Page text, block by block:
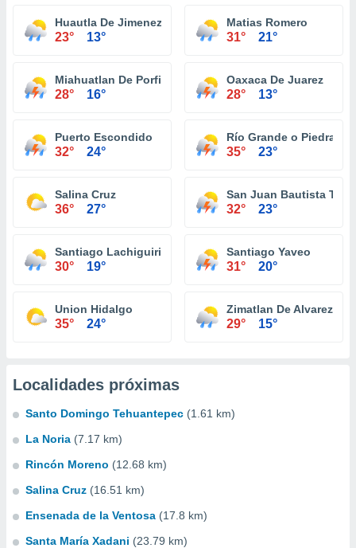
Huautla De Jimenez
23° 13°
Matias Romero
31° 21°
Miahuatlan De Porfirio Diaz
28° 16°
Oaxaca De Juarez
28° 13°
Puerto Escondido
32° 24°
Río Grande o Piedra
35° 23°
Salina Cruz
36° 27°
San Juan Bautista
32° 23°
Santiago Lachiguiri
30° 19°
Santiago Yaveo
31° 20°
Union Hidalgo
35° 24°
Zimatlan De Alvarez
29° 15°
Localidades próximas
Santo Domingo Tehuantepec (1.61 km)
La Noria (7.17 km)
Rincón Moreno (12.68 km)
Salina Cruz (16.51 km)
Ensenada de la Ventosa (17.8 km)
Santa María Xadani (23.79 km)